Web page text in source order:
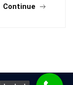
Continue